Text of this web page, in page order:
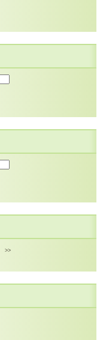
>>